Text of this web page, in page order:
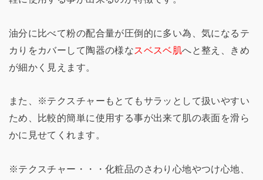
油分に比べて粉の配合量が圧倒的に多い為、気になるテ
カりをカバーして陶器の様なスベスベ肌へと整え、きめ
が細かく見えます。
また、※テクスチャーもとてもサラッとして扱いやすい
ため、比較的簡単に使用する事が出来て肌の表面を滑ら
かに見せてくれます。
※テクスチャー・・・化粧品のさわり心地やつけ心地、